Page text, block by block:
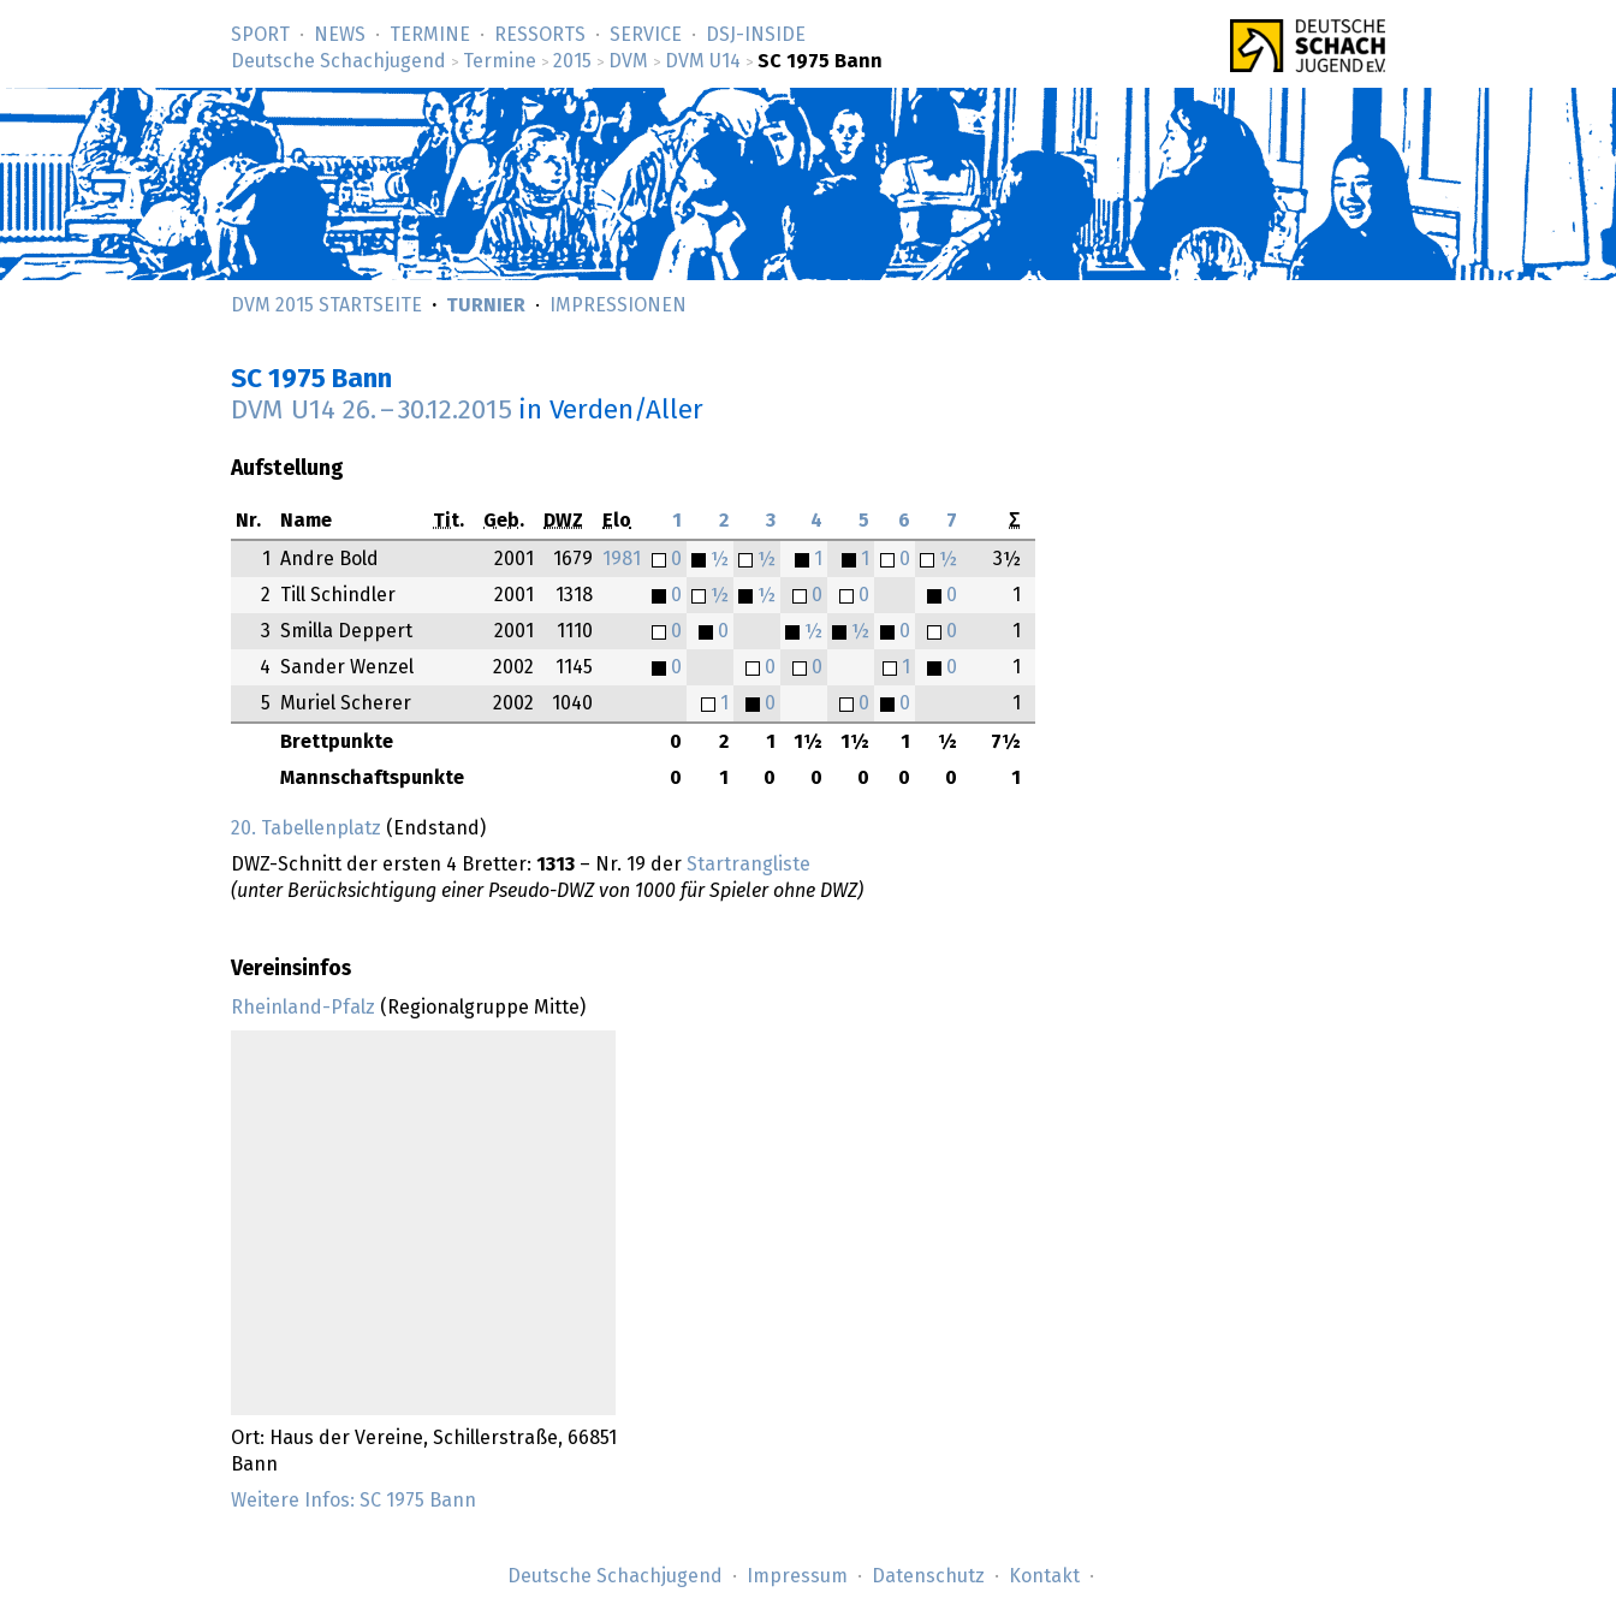
SPORT NEWS TERMINE RESSORTS SERVICE
DSJ-­INSIDE
Deutsche Schachjugend
> Termine > 2015 > DVM > DVM U14 > SC 1975 Bann
DVM 2015 STARTSEITE TURNIER IMPRESSIONEN
SC 1975 Bann
DVM U14 26. –30.12.2015 in Verden/Aller
Aufstellung
Nr. Name Tit. Geb. DWZ Elo 1 2 3 4 5 6 7 Σ
Brettpunkte 0 2 1 1½ 1½ 1 ½
7½
Mannschaftspunkte
0 1 0 0 0 0 0 1
1 Andre Bold 2001 1679 1981 0 ½ ½ 1 1 0 ½
3½
2
Till Schindler 2001 1318 0 ½ ½ 0 0 0
1
3 Smilla Deppert 2001 1110 0 0 ½ ½ 0 0
1
4 Sander Wenzel 2002 1145 0 0 0 1 0
1
5
Muriel Scherer 2002 1040 1 0 0 0 1
20. Tabellenplatz (Endstand)
DWZ-Schnitt der ersten 4 Bretter: 1313 – Nr. 19 der Startrangliste
(unter Berücksichtigung einer Pseudo-DWZ von 1000 für Spieler ohne DWZ)
Vereinsinfos
Rheinland-Pfalz (Regionalgruppe Mitte)
Ort: Haus der Vereine, Schillerstraße, 66851
Bann
Weitere Infos: SC 1975 Bann
Deutsche Schachjugend Impressum Datenschutz Kontakt